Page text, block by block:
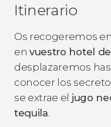
Itinerario
Os recogeremos
envuestro hotel de
desplazaremos
conocer los
se extrae el jugo
tequila.